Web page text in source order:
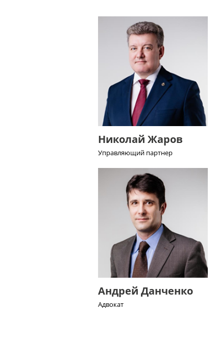
Николай Жаров
Управляющий партнер
Андрей Данченко
Адвокат